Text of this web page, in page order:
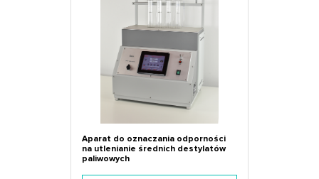
Aparat do oznaczania odporności
na utlenianie średnich destylatów
paliwowych